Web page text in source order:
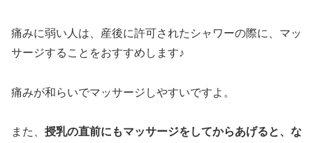
痛みに弱い人は、産後に許可されたシャワーの際に、マッ
サージすることをおすすめします♪
痛みが和らいでマッサージしやすいですよ。
また、 授乳の直前にもマッサージをしてからあげると、な